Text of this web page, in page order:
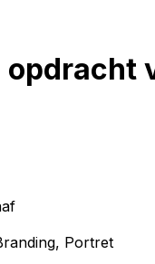
opdracht
Portret